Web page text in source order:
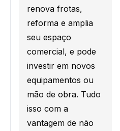
renova frotas,
reforma e amplia
seu espaço
comercial, e pode
investir em novos
equipamentos ou
mão de obra. Tudo
isso com a
vantagem de não